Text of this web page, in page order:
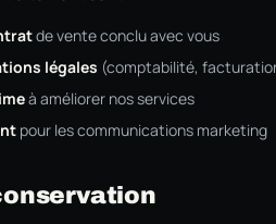
de vente conclu avec vous
légales (comptabilité,
à améliorer nos services
pour les communications marketing